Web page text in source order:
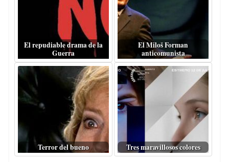
El repudiable drama de la
Guerra
El Miloš Forman
anticomunista
Terror del bueno Tres maravillosos colores